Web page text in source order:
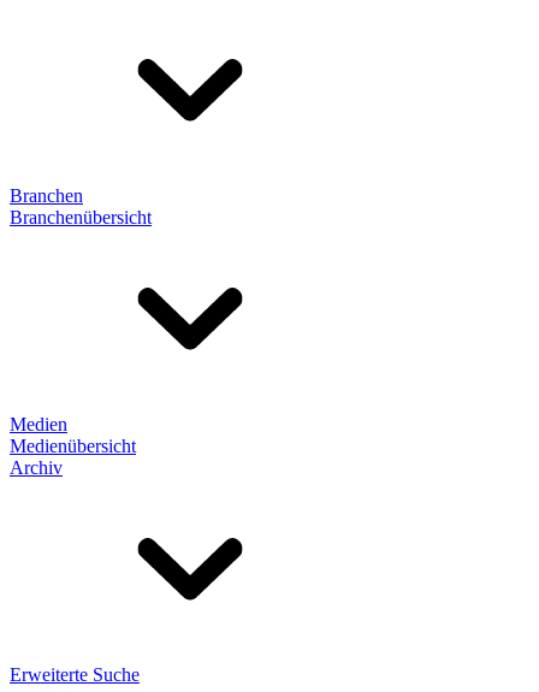
Branchen
Branchenübersicht
Medien
Medienübersicht
Archiv
Erweiterte Suche